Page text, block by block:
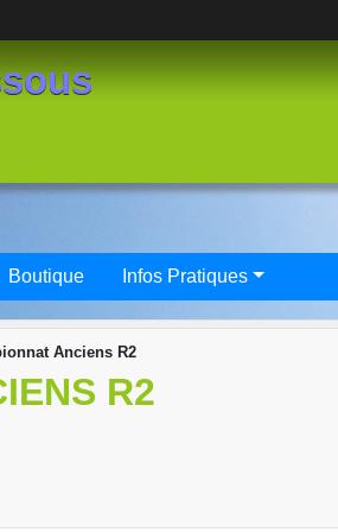
Boutique Infos Pratiques
Anciens R2
R2